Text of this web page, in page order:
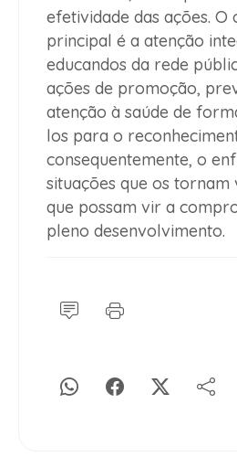
efetividade das ações. O
principal é a atenção
educandos da rede
ações de promoção,
atenção à saúde de
los para o
consequentemente, o
situações que os tornam
que possam vir a
pleno desenvolvimento.